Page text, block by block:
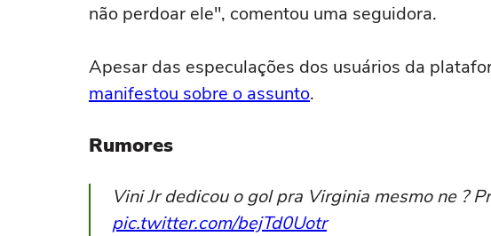
não perdoar ele", comentou uma seguidora.
Apesar das especulações dos usuários da
manifestou sobre o assunto.
Rumores
Vini Jr dedicou o gol pra Virginia mesmo ne ?
pic.twitter.com/bejTd0Uotr